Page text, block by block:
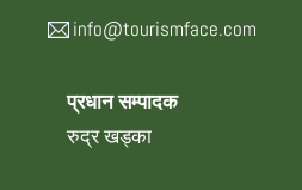
info@tourismface.com
प्रधान सम्पादक
रुद्र खड्का